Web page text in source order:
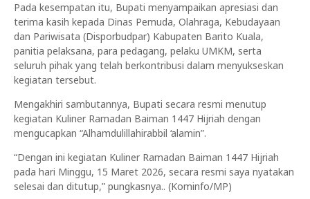
Pada kesempatan itu, Bupati menyampaikan apresiasi dan
terima kasih kepada Dinas Pemuda, Olahraga, Kebudayaan
dan Pariwisata (Disporbudpar) Kabupaten Barito Kuala,
panitia pelaksana, para pedagang, pelaku UMKM, serta
seluruh pihak yang telah berkontribusi dalam menyukseskan
kegiatan tersebut.
Mengakhiri sambutannya, Bupati secara resmi menutup
kegiatan Kuliner Ramadan Baiman 1447 Hijriah dengan
mengucapkan “Alhamdulillahirabbil ‘alamin”.
“Dengan ini kegiatan Kuliner Ramadan Baiman 1447 Hijriah
pada hari Minggu, 15 Maret 2026, secara resmi saya nyatakan
selesai dan ditutup,” pungkasnya.. (Kominfo/MP)